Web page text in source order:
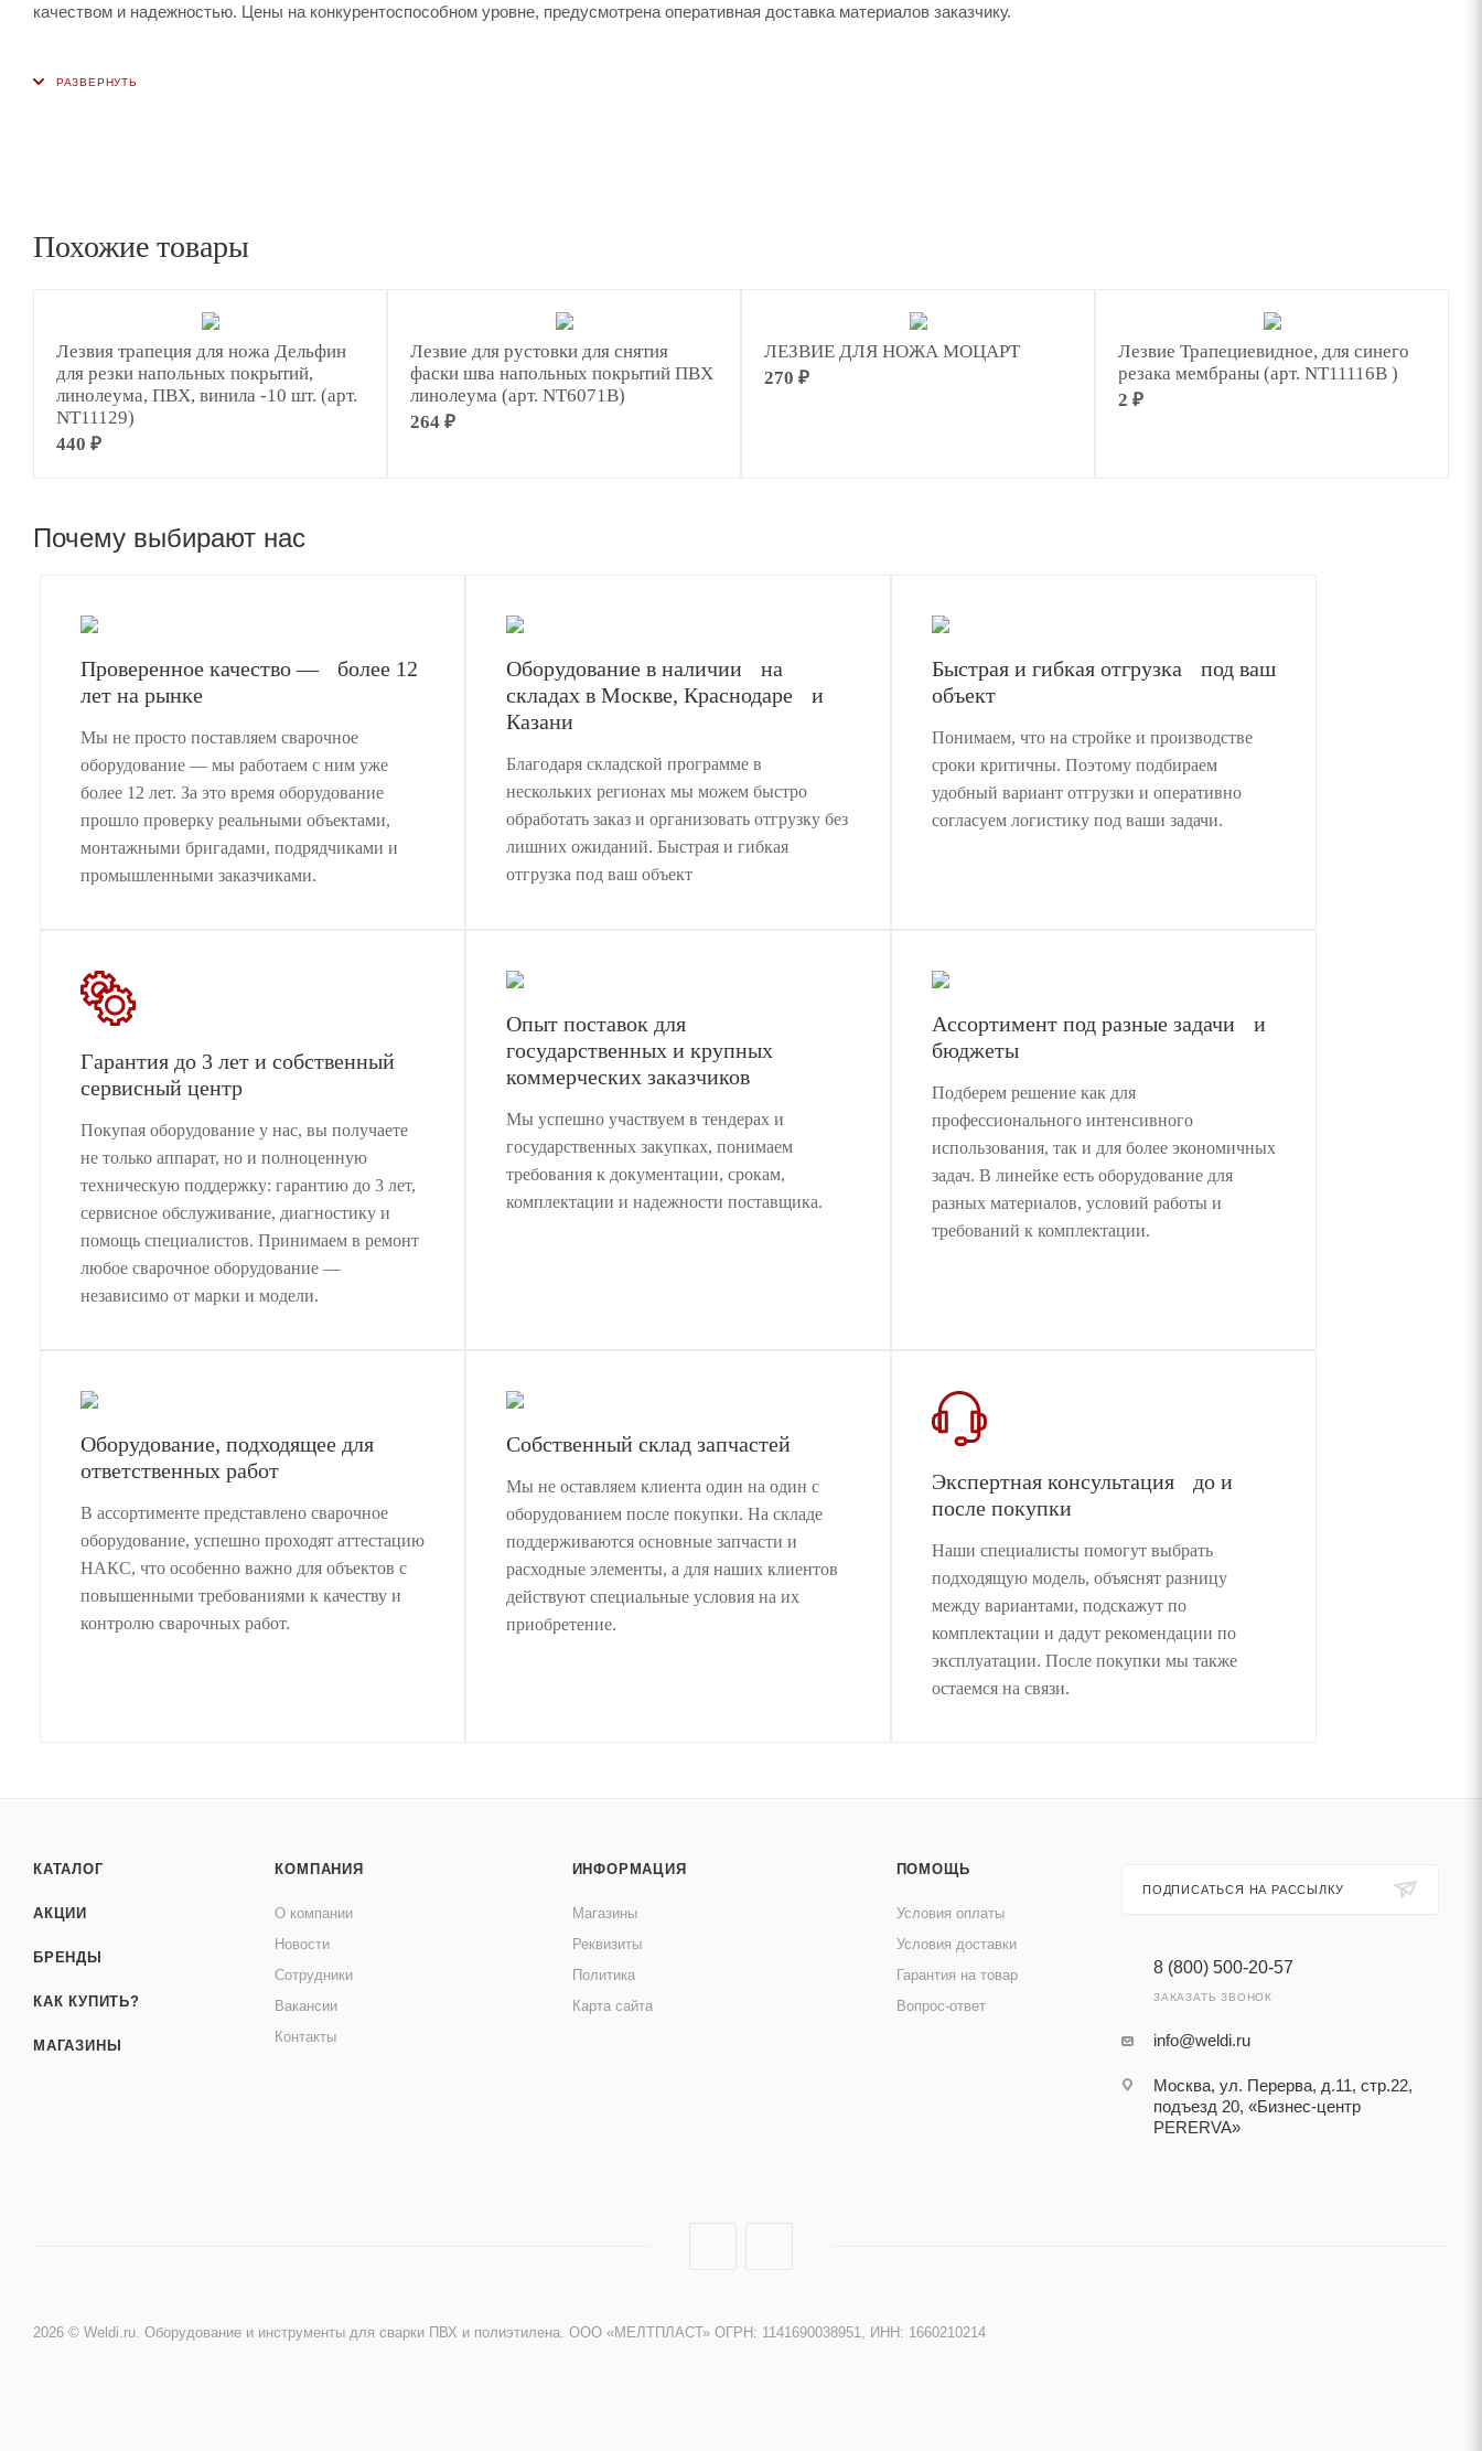
качеством и надежностью. Цены на конкурентоспособном уровне, предусмотрена оперативная доставка материалов заказчику.
Похожие товары
Лезвия трапеция для ножа Дельфин
для резки напольных покрытий,
линолеума, ПВХ, винила -10 шт. (арт.
NT11129)
440 ₽
Лезвие для рустовки для снятия
фаски шва напольных покрытий ПВХ
линолеума (арт. NT6071B)
264 ₽
ЛЕЗВИЕ ДЛЯ НОЖА МОЦАРТ
270 ₽
Лезвие Трапециевидное, для синего
резака мембраны (арт. NT11116B )
2 ₽
Почему выбирают нас
Проверенное качество — более 12
лет на рынке
Мы не просто поставляем сварочное
оборудование — мы работаем с ним уже
более 12 лет. За это время оборудование
прошло проверку реальными объектами,
монтажными бригадами, подрядчиками и
промышленными заказчиками.
Оборудование в наличии на
складах в Москве, Краснодаре и
Казани
Благодаря складской программе в
нескольких регионах мы можем быстро
обработать заказ и организовать отгрузку без
лишних ожиданий. Быстрая и гибкая
отгрузка под ваш объект
Быстрая и гибкая отгрузка под ваш
объект
Понимаем, что на стройке и производстве
сроки критичны. Поэтому подбираем
удобный вариант отгрузки и оперативно
согласуем логистику под ваши задачи.
Гарантия до 3 лет и собственный
сервисный центр
Покупая оборудование у нас, вы получаете
не только аппарат, но и полноценную
техническую поддержку: гарантию до 3 лет,
сервисное обслуживание, диагностику и
помощь специалистов. Принимаем в ремонт
любое сварочное оборудование —
независимо от марки и модели.
Опыт поставок для
государственных и крупных
коммерческих заказчиков
Мы успешно участвуем в тендерах и
государственных закупках, понимаем
требования к документации, срокам,
комплектации и надежности поставщика.
Ассортимент под разные задачи и
бюджеты
Подберем решение как для
профессионального интенсивного
использования, так и для более экономичных
задач. В линейке есть оборудование для
разных материалов, условий работы и
требований к комплектации.
Оборудование, подходящее для
ответственных работ
В ассортименте представлено сварочное
оборудование, успешно проходят аттестацию
НАКС, что особенно важно для объектов с
повышенными требованиями к качеству и
контролю сварочных работ.
Собственный склад запчастей
Мы не оставляем клиента один на один с
оборудованием после покупки. На складе
поддерживаются основные запчасти и
расходные элементы, а для наших клиентов
действуют специальные условия на их
приобретение.
Экспертная консультация до и
после покупки
Наши специалисты помогут выбрать
подходящую модель, объяснят разницу
между вариантами, подскажут по
комплектации и дадут рекомендации по
эксплуатации. После покупки мы также
остаемся на связи.
КАТАЛОГ
АКЦИИ
БРЕНДЫ
КАК КУПИТЬ?
МАГАЗИНЫ
КОМПАНИЯ
О компании
Новости
Сотрудники
Вакансии
Контакты
ИНФОРМАЦИЯ
Магазины
Реквизиты
Политика
Карта сайта
ПОМОЩЬ
Условия оплаты
Условия доставки
Гарантия на товар
Вопрос-ответ
ПОДПИСАТЬСЯ НА РАССЫЛКУ
8 (800) 500-20-57
ЗАКАЗАТЬ ЗВОНОК
info@weldi.ru
Москва, ул. Перерва, д.11, стр.22,
подъезд 20, «Бизнес-центр
PERERVA»
2026 © Weldi.ru. Оборудование и инструменты для сварки ПВХ и полиэтилена. ООО «МЕЛТПЛАСТ» ОГРН: 1141690038951, ИНН: 1660210214